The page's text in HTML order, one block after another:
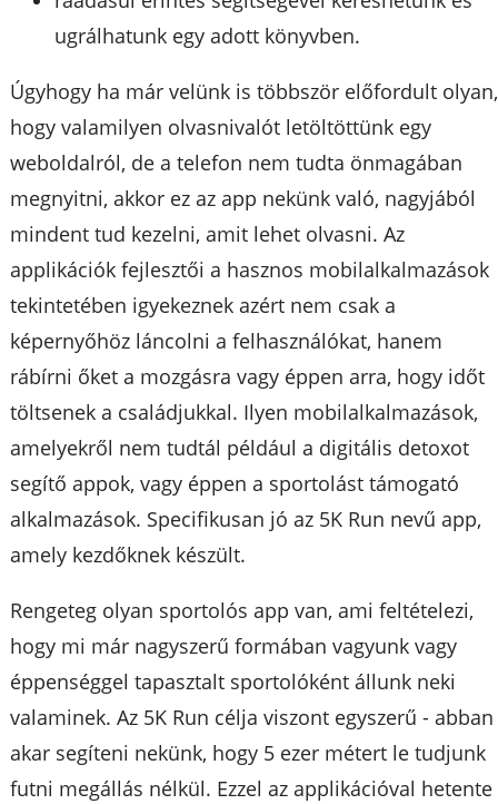
ugrálhatunk egy adott könyvben.
Úgyhogy ha már velünk is többször előfordult olyan,
hogy valamilyen olvasnivalót letöltöttünk egy
weboldalról, de a telefon nem tudta önmagában
megnyitni, akkor ez az app nekünk való, nagyjából
mindent tud kezelni, amit lehet olvasni. Az
applikációk fejlesztői a hasznos mobilalkalmazások
tekintetében igyekeznek azért nem csak a
képernyőhöz láncolni a felhasználókat, hanem
rábírni őket a mozgásra vagy éppen arra, hogy időt
töltsenek a családjukkal. Ilyen mobilalkalmazások,
amelyekről nem tudtál például a digitális detoxot
segítő appok, vagy éppen a sportolást támogató
alkalmazások. Specifikusan jó az 5K Run nevű app,
amely kezdőknek készült.
Rengeteg olyan sportolós app van, ami feltételezi,
hogy mi már nagyszerű formában vagyunk vagy
éppenséggel tapasztalt sportolóként állunk neki
valaminek. Az 5K Run célja viszont egyszerű - abban
akar segíteni nekünk, hogy 5 ezer métert le tudjunk
futni megállás nélkül. Ezzel az applikációval hetente